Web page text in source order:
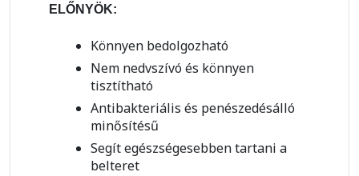
ELŐNYÖK:
Könnyen bedolgozható
Nem nedvszívó és könnyen
tisztítható
Antibakteriális és penészedésálló
minősítésű
Segít egészségesebben tartani a
belteret